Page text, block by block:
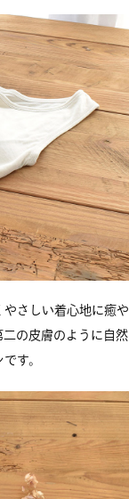
さしい着心地に癒や
の皮膚のように自然
す。